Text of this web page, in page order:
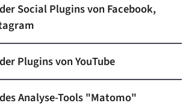
Social Plugins von Facebook,
Plugins von YouTube
Analyse-Tools "Matomo"